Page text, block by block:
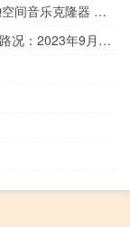
QQ空间音乐克隆器 V2020 绿色免费版（QQ空间音乐克隆器 V2020 绿色免费版功能简介）
2023-09-28 08:54： 大理高速路交警四大队路况：2023年9月28日8时47分，天气多云，大丽高速公路（大理段）、丽上高速公路（大理段）、攀云高速公路（大理段）、鹤剑兰高速沙溪支线道路双向通行正常。交警提示：驾车出行前检查好车辆状况，行驶时遵守道路限速规定，保持安全车距，不要随意变道，不随意停车，如车辆发生事故 ​​​